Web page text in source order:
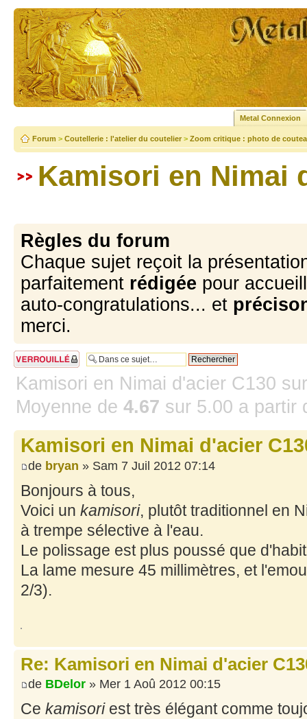
Metal Connexion
Forum > Coutellerie : l'atelier du coutelier > Zoom critique : photo de
Kamisori en Nimai
Règles du forum
Chaque sujet reçoit la
parfaitement rédigée pour
auto-congratulations... et
merci.
Sujet verrouillé
Kamisori en Nimai d'acier C130
Moyenne de 4.67 sur 5.00 a partir
Kamisori en Nimai d'acier
de bryan » Sam 7 Juil 2012 07:14
Bonjours à tous,
Voici un kamisori, plutôt traditionnel en
à trempe sélective à l'eau.
Le polissage est plus poussé que
La lame mesure 45 millimètres, et
2/3).
Re: Kamisori en Nimai d'acier
de BDelor » Mer 1 Aoû 2012 00:15
Ce kamisoriest très élégant comme